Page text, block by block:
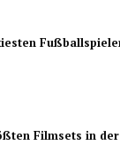
Filmsets in